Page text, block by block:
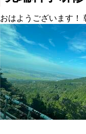
おはようございます！